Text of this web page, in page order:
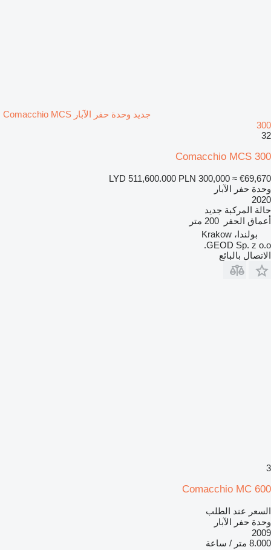
جديد وحدة حفر الآبار Comacchio MCS
300
32
Comacchio MCS 300
LYD 511,600.000 PLN 300,000 ≈ €69,670
وحدة حفر الآبار
2020
حالة المركبة جديد
أعماق الحفر
200 متر
بولندا، Krakow
GEOD Sp. z o.o.
الاتصال بالبائع
3
Comacchio MC 600
السعر عند الطلب
وحدة حفر الآبار
2009
8.000 متر / ساعة